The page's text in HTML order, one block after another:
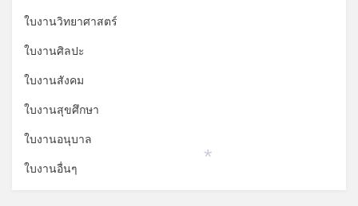
ใบงานวิทยาศาสตร์
ใบงานศิลปะ
ใบงานสังคม
ใบงานสุขศึกษา
ใบงานอนุบาล
ใบงานอื่นๆ